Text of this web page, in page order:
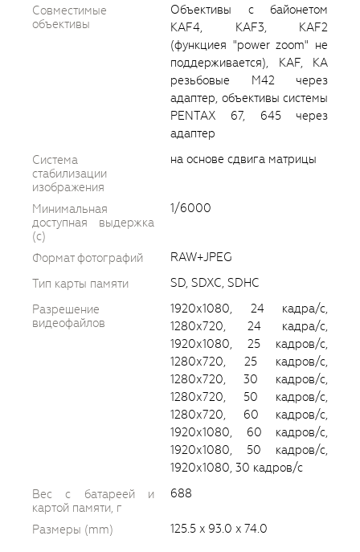
Совместимые
объективы
Объективы с байонетом
KAF4, KAF3, KAF2
(функциея "power zoom" не
поддерживается), KAF, KA
резьбовые M42 через
адаптер, объективы системы
PENTAX 67, 645 через
адаптер
Система
стабилизации
изображения
на основе сдвига матрицы
Минимальная
доступная выдержка
(c)
1/6000
Формат фотографий
RAW+JPEG
Тип карты памяти
SD, SDXC, SDHC
Разрешение
видеофайлов
1920х1080, 24 кадра/с,
1280х720, 24 кадра/с,
1920х1080, 25 кадров/с,
1280х720, 25 кадров/с,
1280х720, 30 кадров/с,
1280х720, 50 кадров/с,
1280х720, 60 кадров/с,
1920х1080, 60 кадров/с,
1920х1080, 50 кадров/с,
1920х1080, 30 кадров/с
Вес с батареей и
картой памяти, г
688
Размеры (mm) 125.5 x 93.0 x 74.0